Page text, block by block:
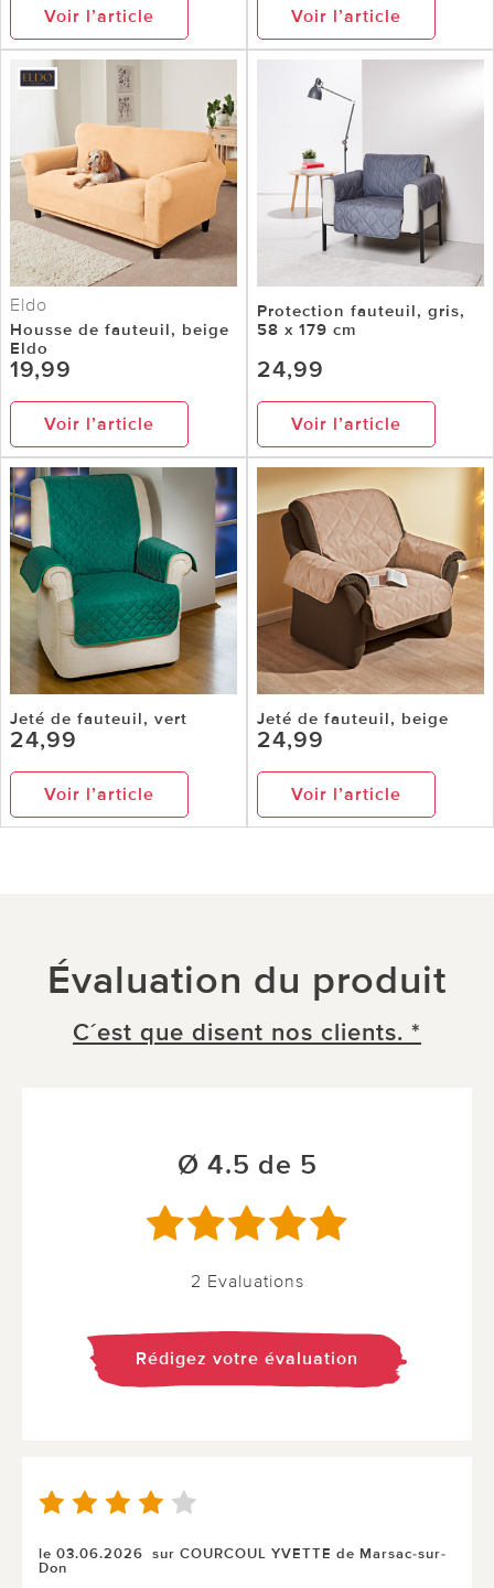
Voir l’article Voir l’article
Eldo
Housse de fauteuil, beige
Eldo
19,99
Voir l’article
Protection fauteuil, gris,
58 x 179 cm
24,99
Voir l’article
Jeté de fauteuil, vert
24,99
Voir l’article
Jeté de fauteuil, beige
24,99
Voir l’article
Évaluation du produit
C´est que disent nos clients. *
Ø 4.5 de 5
2 Evaluations
Rédigez votre évaluation
le 03.06.2026 sur COURCOUL YVETTE de Marsac-sur-
Don